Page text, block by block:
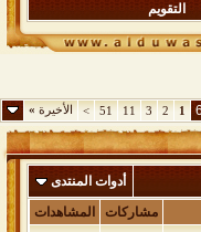
التقويم
1
2
3
11
51
> الأخيرة»
أدوات المنتدى
مشاركات المشاهدات